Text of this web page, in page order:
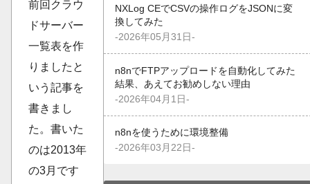
前回クラウ
ドサーバー
一覧表を作
りましたと
いう記事を
書きまし
た。書いた
のは2013年
の3月です
NXLog CEでCSVの操作ログをJSONに変
換してみた
-2026年05月31日-
n8nでFTPアップロードを自動化してみた
結果、あえてお勧めしない理由
-2026年04月1日-
n8nを使うために環境整備
-2026年03月22日-